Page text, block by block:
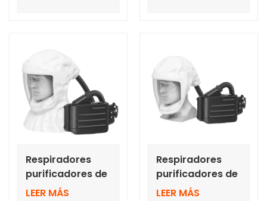
A2P3
Respiradores
purificadores de
aire motorizados
LEER MÁS
Respiradores
purificadores de
aire motorizados
LEER MÁS